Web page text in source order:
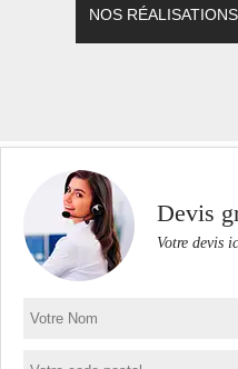
NOS RÉALISATIONS
Devis
Votre devis